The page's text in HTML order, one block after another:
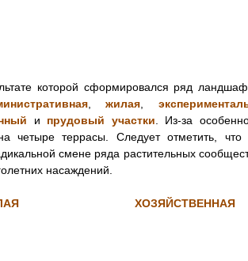
которой сформировался ряд
,жилая
и прудовый участки . Из-за
четыре террасы. Следует отметить, что
смене ряда растительных
насаждений.
ХОЗЯЙСТВЕННАЯ